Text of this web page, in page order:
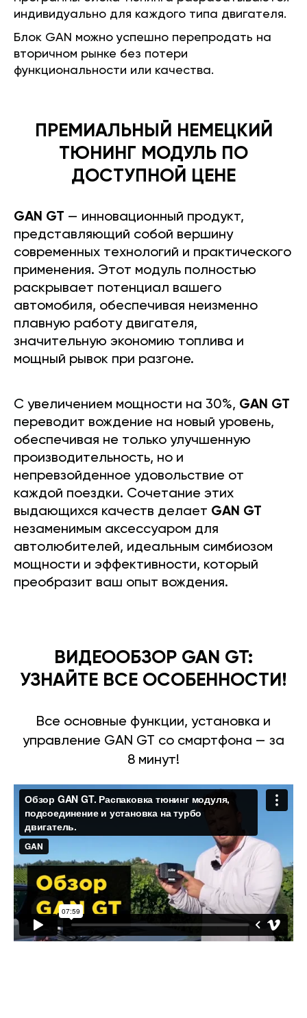
индивидуально для каждого типа двигателя.
Блок GAN можно успешно перепродать на
вторичном рынке без потери
функциональности или качества.
ПРЕМИАЛЬНЫЙ НЕМЕЦКИЙ
ТЮНИНГ МОДУЛЬ ПО
ДОСТУПНОЙ ЦЕНЕ
GAN GT — инновационный продукт,
представляющий собой вершину
современных технологий и практического
применения. Этот модуль полностью
раскрывает потенциал вашего
автомобиля, обеспечивая неизменно
плавную работу двигателя,
значительную экономию топлива и
мощный рывок при разгоне.
С увеличением мощности на 30%, GAN GT
переводит вождение на новый уровень,
обеспечивая не только улучшенную
производительность, но и
непревзойденное удовольствие от
каждой поездки. Сочетание этих
выдающихся качеств делает GAN GT
незаменимым аксессуаром для
автолюбителей, идеальным симбиозом
мощности и эффективности, который
преобразит ваш опыт вождения.
ВИДЕООБЗОР GAN GT:
УЗНАЙТЕ ВСЕ ОСОБЕННОСТИ!
Все основные функции, установка и
управление GAN GT со смартфона — за
8 минут!